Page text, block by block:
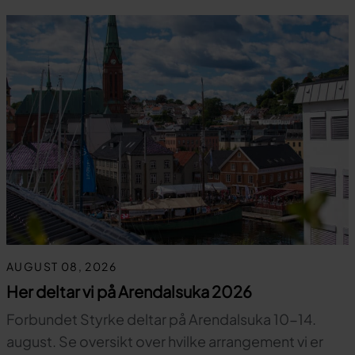
AUGUST 08, 2026
Her deltar vi på Arendalsuka 2026
Forbundet Styrke deltar på Arendalsuka 10-14.
august. Se oversikt over hvilke arrangement vi er